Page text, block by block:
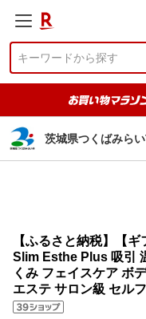
茨城県つくばみら
【ふるさと納税】【
Slim Esthe Plus 吸引
くみ フェイスケア ボ
エステ サロン級 セル